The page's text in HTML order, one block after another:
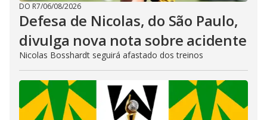
DO R7/06/08/2026
Defesa de Nicolas, do São Paulo,
divulga nova nota sobre acidente
Nicolas Bosshardt seguirá afastado dos treinos